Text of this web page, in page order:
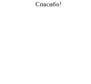
Спасибо!